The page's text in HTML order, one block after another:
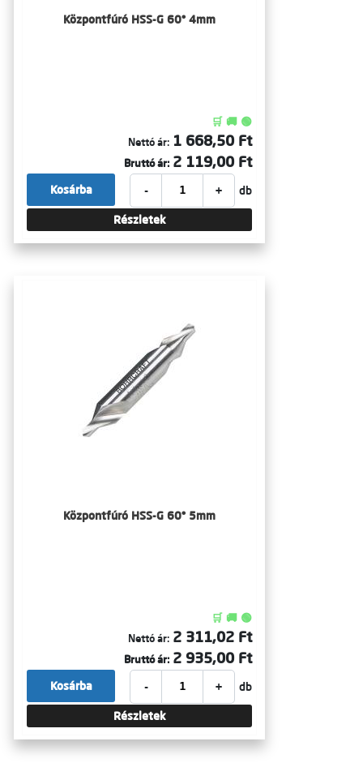
Központfúró HSS-G 60° 4mm
🛒 🚚 🟢
Nettó ár: 1 668,50 Ft
Bruttó ár: 2 119,00 Ft
- + db
Kosárba
Részletek
Központfúró HSS-G 60° 5mm
🛒 🚚 🟢
Nettó ár: 2 311,02 Ft
Bruttó ár: 2 935,00 Ft
- + db
Kosárba
Részletek